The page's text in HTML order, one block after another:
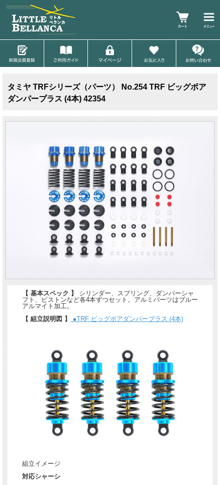
タミヤ TRFシリーズ（パーツ） No.254 TRF ビッグボア
ダンパープラス (4本) 42354
【 基本スペック 】
シリンダー、スプリング、ダンパーシャ
フト、ピストンなど各4本ずつセット。アルミパーツはブルー
アルマイト加工。
【 組立説明図 】
●TRF ビッグボアダンパープラス (4本)
組立イメージ
対応シャーシ